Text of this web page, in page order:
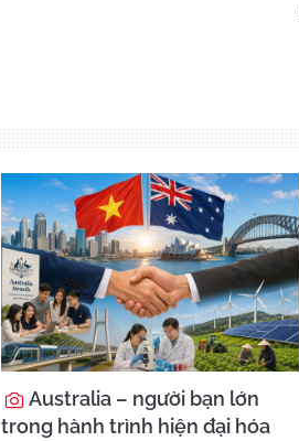
Australia – người bạn lớn
trong hành trình hiện đại hóa